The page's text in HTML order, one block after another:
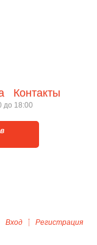
Контакты
до 18:00
Вход Регистрация